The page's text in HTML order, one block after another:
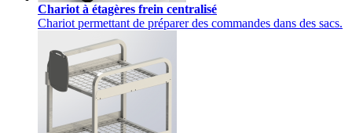
Chariot à étagères frein centralisé
Chariot permettant de préparer des commandes dans des sacs.